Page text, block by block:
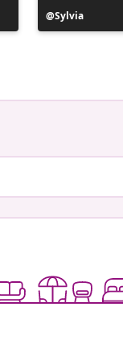
Postitus
avaldatud
Sylvia